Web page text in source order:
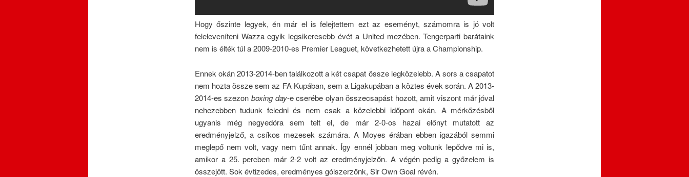
Hogy őszinte legyek, én már el is felejtettem ezt az eseményt, számomra is jó volt
feleleveníteni Wazza egyik legsikeresebb évét a United mezében. Tengerparti barátaink
nem is élték túl a 2009-2010-es Premier Leaguet, következhetett újra a Championship.
Ennek okán 2013-2014-ben találkozott a két csapat össze legközelebb. A sors a csapatot
nem hozta össze sem az FA Kupában, sem a Ligakupában a köztes évek során. A 2013-
2014-es szezon boxing day-e cserébe olyan összecsapást hozott, amit viszont már jóval
nehezebben tudunk feledni és nem csak a közelebbi időpont okán. A mérkőzésből
ugyanis még negyedóra sem telt el, de már 2-0-os hazai előnyt mutatott az
eredményjelző, a csíkos mezesek számára. A Moyes érában ebben igazából semmi
meglepő nem volt, vagy nem tűnt annak. Így ennél jobban meg voltunk lepődve mi is,
amikor a 25. percben már 2-2 volt az eredményjelzőn. A végén pedig a győzelem is
összejött. Sok évtizedes, eredményes gólszerzőnk, Sir Own Goal révén.